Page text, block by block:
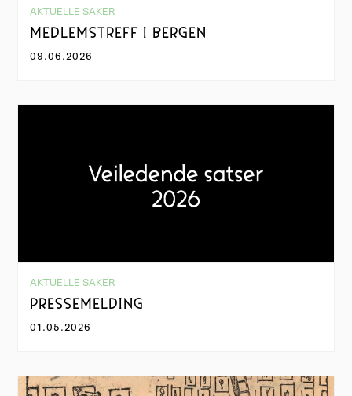
AKTUELLE SAKER
MEDLEMSTREFF I BERGEN
09.06.2026
AKTUELLE SAKER
PRESSEMELDING
01.05.2026